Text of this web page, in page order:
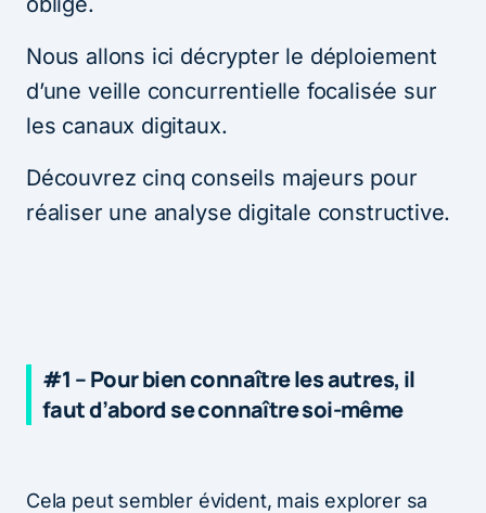
Nous allons ici décrypter le déploiement
d’une veille concurrentielle focalisée sur
les canaux digitaux.
Découvrez cinq conseils majeurs pour
réaliser une analyse digitale constructive.
#1 – Pour bien connaître les autres, il
faut d’abord se connaître soi-même
Cela peut sembler évident, mais explorer sa